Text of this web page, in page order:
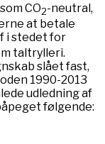
CO2-neutral,
at betale
i stedet for
taltrylleri.
slået fast,
1990-2013
udledning af
følgende: